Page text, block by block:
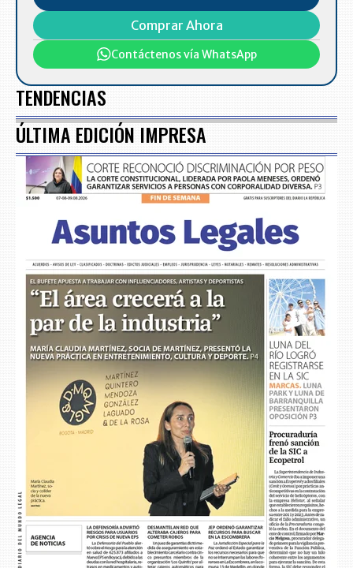
Comprar Ahora
Contáctenos vía WhatsApp
TENDENCIAS
ÚLTIMA EDICIÓN IMPRESA